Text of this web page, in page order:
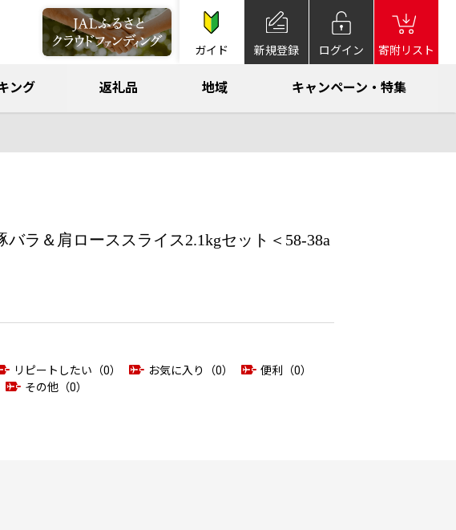
ガイド 新規登録 ログイン 寄附リスト
ング 返礼品 地域 キャンペーン・特集
バラ＆肩ローススライス2.1kgセット＜58-38a
リピートしたい（0） お気に入り（0）
便利（0）
その他（0）